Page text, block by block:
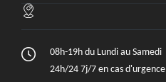
08h-19h du Lundi au Samedi
24h/24 7j/7 en cas d'urgence